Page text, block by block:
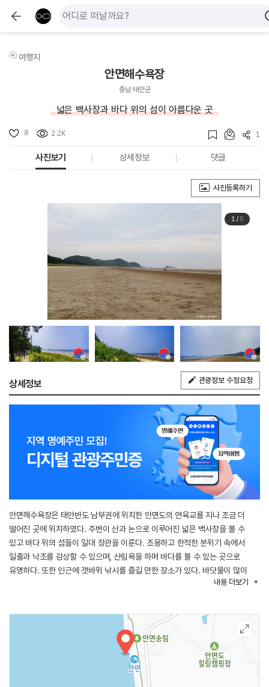
여행지
안면해수욕장
충남 태안군
넓은 백사장과 바다 위의 섬이 아름다운 곳
8 2.2K 1
사진보기 상세정보 댓글
사진등록하기
1/ 5
상세정보 관광정보 수정요청
안면해수욕장은 태안반도 남부권에 위치한 안면도의 연육교를 지나 조금 더
떨어진 곳에 위치하였다. 주변이 산과 논으로 이루어진 넓은 백사장을 볼 수
있고 바다 위의 섬들이 일대 장관을 이룬다. 조용하고 한적한 분위기 속에서
일출과 낙조를 감상할 수 있으며, 산림욕을 하며 바다를 볼 수 있는 곳으로
유명하다. 또한 인근에 갯바위 낚시를 즐길 만한 장소가 있다. 바닷물이 많이
다양한 관광지가 있어 태안 여행지로도 적합하다.
내용 더보기